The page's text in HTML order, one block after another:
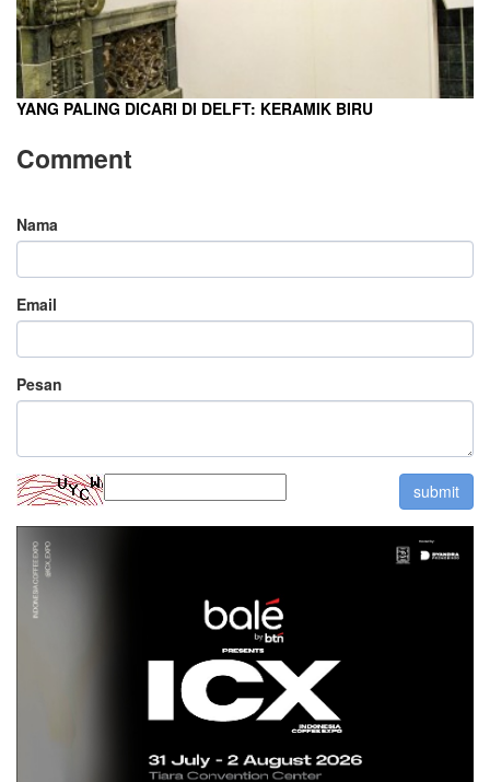
YANG PALING DICARI DI DELFT: KERAMIK BIRU
Comment
Nama
Email
Pesan